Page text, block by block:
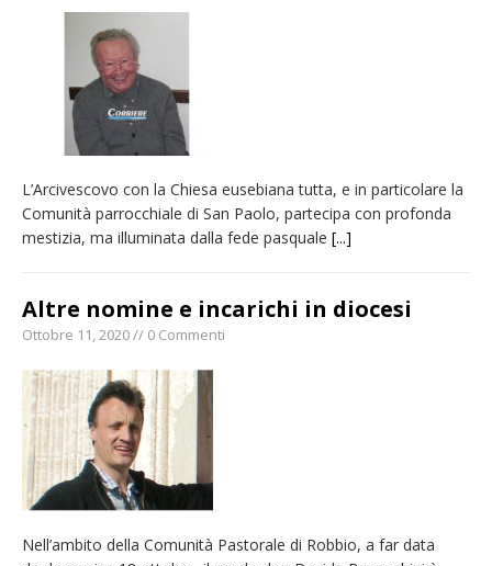
L’Arcivescovo con la Chiesa eusebiana tutta, e in particolare la
Comunità parrocchiale di San Paolo, partecipa con profonda
mestizia, ma illuminata dalla fede pasquale [...]
Altre nomine e incarichi in diocesi
Ottobre 11, 2020 // 0 Commenti
Nell’ambito della Comunità Pastorale di Robbio, a far data